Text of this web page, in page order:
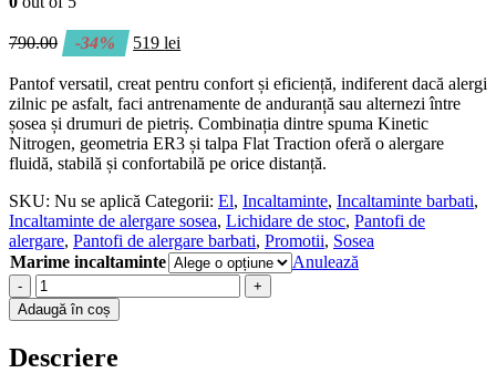
790.00 -34% 519lei
Pantof versatil, creat pentru confort și eficiență, indiferent dacă alergi
zilnic pe asfalt, faci antrenamente de anduranță sau alternezi între
șosea și drumuri de pietriș. Combinația dintre spuma Kinetic
Nitrogen, geometria ER3 și talpa Flat Traction oferă o alergare
fluidă, stabilă și confortabilă pe orice distanță.
SKU: Nu se aplică Categorii: El, Incaltaminte, Incaltaminte barbati,
Incaltaminte de alergare sosea, Lichidare de stoc, Pantofi de
alergare, Pantofi de alergare barbati, Promotii, Sosea
Marime incaltaminte
Anulează
-
+
Adaugă în coș
Descriere